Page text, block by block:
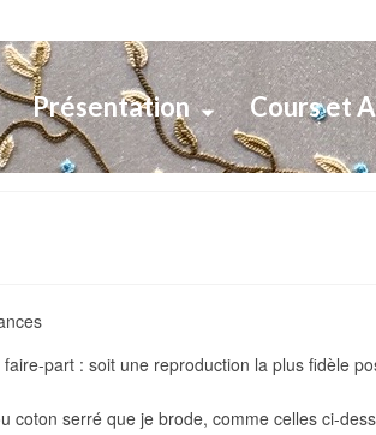
Présentation Cours et
part : soit une reproduction la plus fidèle
serré que je brode, comme celles ci-